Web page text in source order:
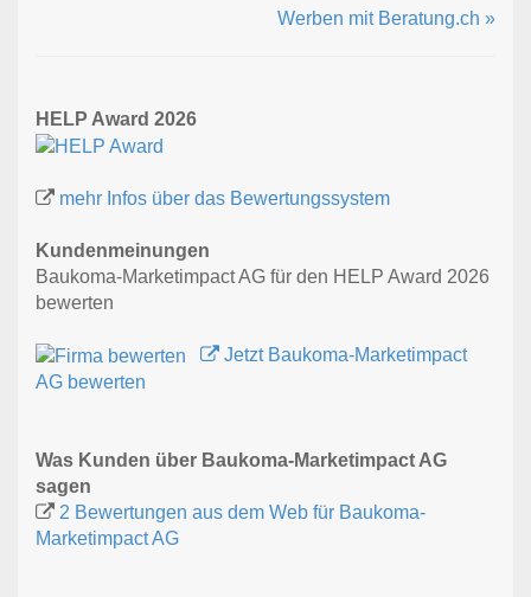
Werben mit Beratung.ch »
HELP Award 2026
mehr Infos über das Bewertungssystem
Kundenmeinungen
Baukoma-Marketimpact AG für den HELP Award 2026
bewerten
Jetzt Baukoma-Marketimpact
AG bewerten
Was Kunden über Baukoma-Marketimpact AG
sagen
2 Bewertungen aus dem Web für Baukoma-
Marketimpact AG